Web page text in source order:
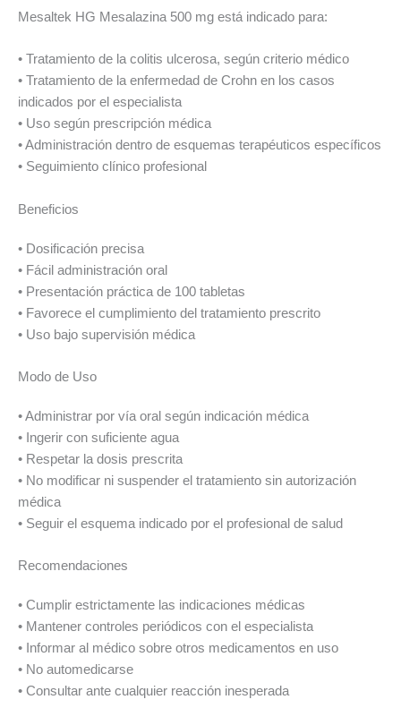
Mesaltek HG Mesalazina 500 mg está indicado para:
• Tratamiento de la colitis ulcerosa, según criterio médico
• Tratamiento de la enfermedad de Crohn en los casos
indicados por el especialista
• Uso según prescripción médica
• Administración dentro de esquemas terapéuticos específicos
• Seguimiento clínico profesional
Beneficios
• Dosificación precisa
• Fácil administración oral
• Presentación práctica de 100 tabletas
• Favorece el cumplimiento del tratamiento prescrito
• Uso bajo supervisión médica
Modo de Uso
• Administrar por vía oral según indicación médica
• Ingerir con suficiente agua
• Respetar la dosis prescrita
• No modificar ni suspender el tratamiento sin autorización
médica
• Seguir el esquema indicado por el profesional de salud
Recomendaciones
• Cumplir estrictamente las indicaciones médicas
• Mantener controles periódicos con el especialista
• Informar al médico sobre otros medicamentos en uso
• No automedicarse
• Consultar ante cualquier reacción inesperada